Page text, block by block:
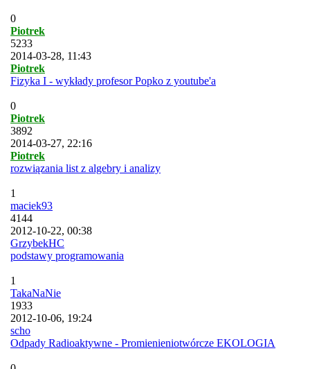
0
Piotrek
5233
2014-03-28, 11:43
Piotrek
Fizyka I - wykłady profesor Popko z youtube'a
0
Piotrek
3892
2014-03-27, 22:16
Piotrek
rozwiązania list z algebry i analizy
1
maciek93
4144
2012-10-22, 00:38
GrzybekHC
podstawy programowania
1
TakaNaNie
1933
2012-10-06, 19:24
scho
Odpady Radioaktywne - Promienieniotwórcze EKOLOGIA